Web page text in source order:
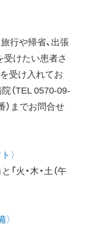
行や帰省、出張
けたい患者さ
受け入れてお
（TEL 0570-09-
までお問合せ
〉
と「火・木・土（午
〉